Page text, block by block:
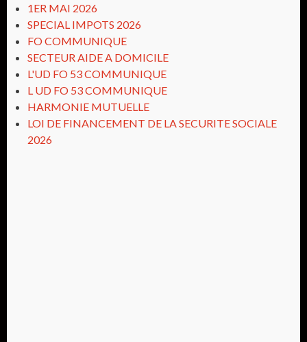
1ER MAI 2026
SPECIAL IMPOTS 2026
FO COMMUNIQUE
SECTEUR AIDE A DOMICILE
L'UD FO 53 COMMUNIQUE
L UD FO 53 COMMUNIQUE
HARMONIE MUTUELLE
LOI DE FINANCEMENT DE LA SECURITE SOCIALE
2026